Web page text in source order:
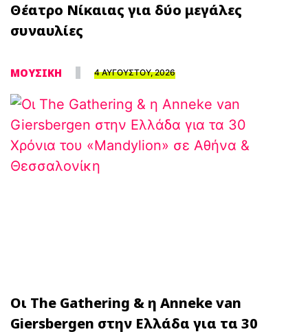
Θέατρο Νίκαιας για δύο μεγάλες
συναυλίες
ΜΟΥΣΙΚΗ 4 ΑΥΓΟΥΣΤΟΥ, 2026
Οι The Gathering & η Anneke van
Giersbergen στην Ελλάδα για τα 30